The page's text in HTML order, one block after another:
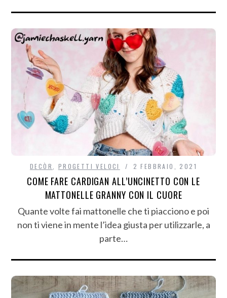
DECÒR PROGETTI VELOCI 2 FEBBRAIO, 2021
COME FARE CARDIGAN ALL’UNCINETTO CON LE
MATTONELLE GRANNY CON IL CUORE
Quante volte fai mattonelle che ti piacciono e poi
non ti viene in mente l’idea giusta per utilizzarle, a
parte…